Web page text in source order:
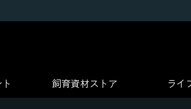
飼育資材ストア ライ